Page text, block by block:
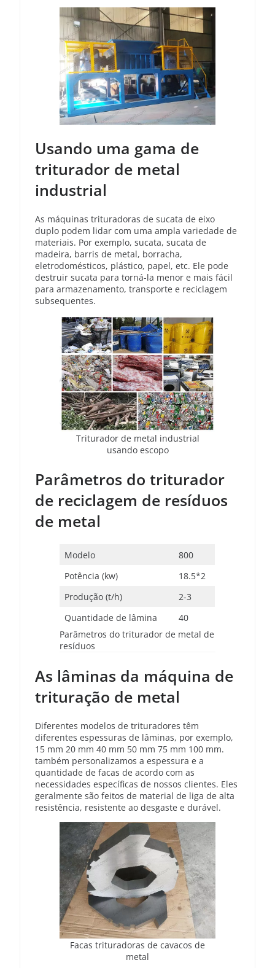
Usando uma gama de
triturador de metal
industrial
As máquinas trituradoras de sucata de eixo
duplo podem lidar com uma ampla variedade de
materiais. Por exemplo, sucata, sucata de
madeira, barris de metal, borracha,
eletrodomésticos, plástico, papel, etc. Ele pode
destruir sucata para torná-la menor e mais fácil
para armazenamento, transporte e reciclagem
subsequentes.
Triturador de metal industrial
usando escopo
Parâmetros do triturador
de reciclagem de resíduos
de metal
Modelo
800
Potência (kw)
18.5*2
Produção (t/h)
2-3
Quantidade de lâmina
40
Parâmetros do triturador de metal de
resíduos
As lâminas da máquina de
trituração de metal
Diferentes modelos de trituradores têm
diferentes espessuras de lâminas, por exemplo,
15 mm 20 mm 40 mm 50 mm 75 mm 100 mm.
também personalizamos a espessura e a
quantidade de facas de acordo com as
necessidades específicas de nossos clientes. Eles
geralmente são feitos de material de liga de alta
resistência, resistente ao desgaste e durável.
Facas trituradoras de cavacos de
metal